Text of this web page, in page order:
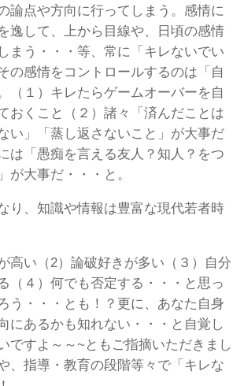
論点や方向に行ってしまう。感情に
逸して、上から目線や、日頃の感情
まう・・・等、常に「キレないでい
の感情をコントロールするのは「自
（１）キレたらゲームオーバーを自
おくこと（２）諸々「済んだことは
い」「蒸し返さないこと」が大事だ
は「愚痴を言える友人？知人？をつ
が大事だ・・・と。
り、知識や情報は豊富な現代若者時
高い（2）論破好きが多い（３）自分
（４）何でも否定する・・・と思っ
う・・・とも！？更に、あなた自身
にあるかも知れない・・・と自覚し
ですよ～～~ともご指摘いただきまし
、指導・教育の段階等々で「キレな